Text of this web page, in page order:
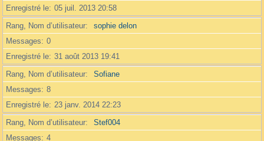
Enregistré le 05 juil. 2013 20:58
Rang, Nom d’utilisateur
sophie delon
Messages
0
Enregistré le 31 août 2013 19:41
Rang, Nom d’utilisateur
Sofiane
Messages
8
Enregistré le 23 janv. 2014 22:23
Rang, Nom d’utilisateur
Stef004
Messages
4